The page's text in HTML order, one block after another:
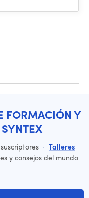
FORMACIÓN Y
· Talleres
y consejos del mundo